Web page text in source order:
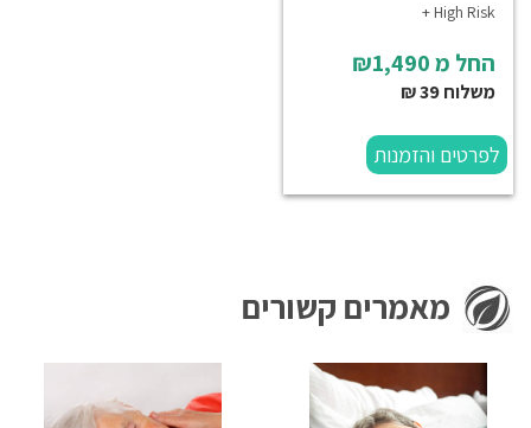
High Risk +
החל מ
משלוח 39 ₪
לפרטים והזמנות
מאמרים קשורים